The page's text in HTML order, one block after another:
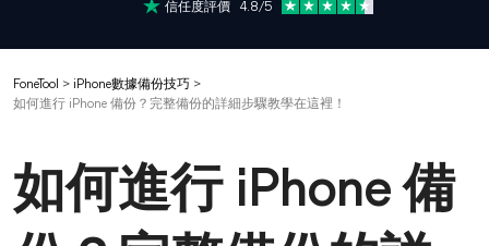
信任度評價 4.8/5
FoneTool > iPhone數據備份技巧 >
如何進行 iPhone 備份？完整備份的詳細步驟教學在這裡！
如何進行 iPhone 備